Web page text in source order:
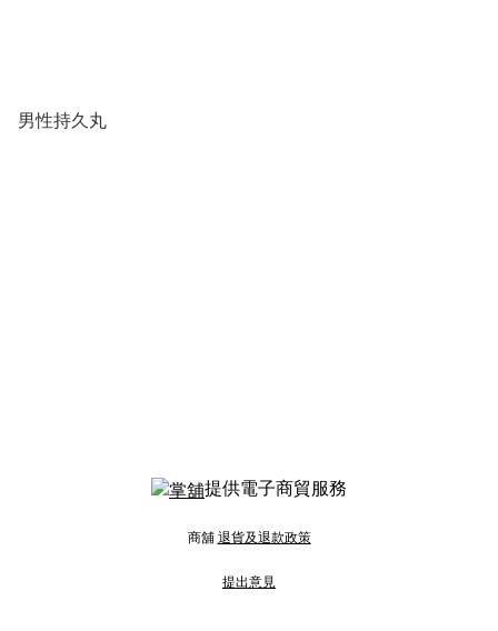
男性持久丸
提供電子商貿服務
商舖 退貨及退款政策
提出意見